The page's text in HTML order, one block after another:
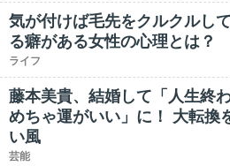
気が付けば毛先をクルクル
る癖がある女性の心理とは？
ライフ
藤本美貴、結婚して「人生終
めちゃ運がいい」に！ 大転換
い風
芸能